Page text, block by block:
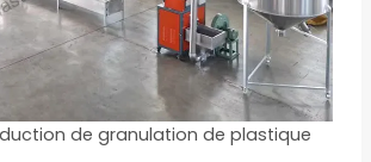
de granulation de plastique